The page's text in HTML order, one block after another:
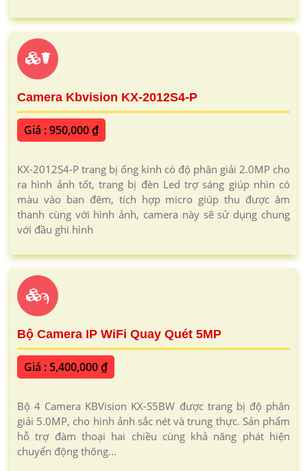
☤
Camera Kbvision KX-2012S4-P
Giá : 950,000 ₫
KX-2012S4-P trang bị ống kính có độ phân giải 2.0MP cho
ra hình ảnh tốt, trang bị đèn Led trợ sáng giúp nhìn có
màu vào ban đêm, tích hợp micro giúp thu được âm
thanh cùng với hình ảnh, camera này sẽ sử dụng chung
với đầu ghi hình
ϡ
Bộ Camera IP WiFi Quay Quét 5MP
Giá : 5,400,000 ₫
Bộ 4 Camera KBVision KX-S5BW được trang bị độ phân
giải 5.0MP, cho hình ảnh sắc nét và trung thực. Sản phẩm
hỗ trợ đàm thoại hai chiều cùng khả năng phát hiện
chuyển động thông...